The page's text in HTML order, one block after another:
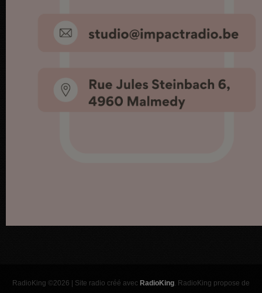
RadioKing ©2026 | Site radio créé avec RadioKing. RadioKing propose de